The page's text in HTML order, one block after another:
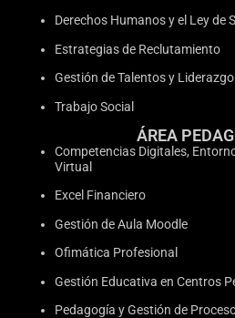
Derechos Humanos y el Ley de
Estrategias de Reclutamiento
Gestión de Talentos y Liderazgo
Trabajo Social
ÁREA
Competencias Digitales,
Virtual
Excel Financiero
Gestión de Aula Moodle
Ofimática Profesional
Gestión Educativa en Centros
Pedagogía y Gestión de